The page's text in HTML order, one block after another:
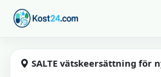
Hoppa till huvudinnehåll
Kost24
SALTE vätskeersättning för nybörjare